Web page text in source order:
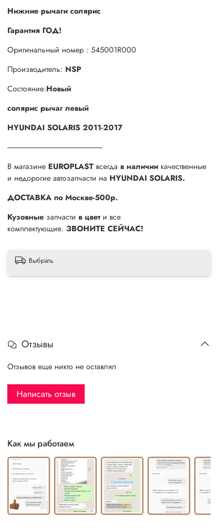
Нижние рычаги солярис
Гарантия ГОД!
Оригинальный номер : 545001R000
Производитель: NSP
Состояние:Новый
солярис рычаг левый
HYUNDAI SOLARIS 2011-2017
-----------------------------------------------------------------
В магазине EUROPLAST всегда в наличии качественные
и недорогие автозапчасти на HYUNDAI SOLARIS.
ДОСТАВКА по Москве-500р.
Кузовные запчасти в цвет и все
комплектующие. ЗВОНИТЕ СЕЙЧАС!
Выбрать
Отзывы
Отзывов еще никто не оставлял
Написать отзыв
Как мы работаем